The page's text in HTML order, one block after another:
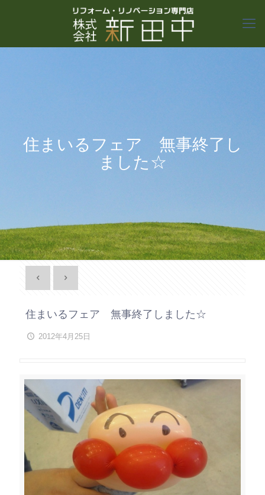
住まいるフェア 無事終了し
ました☆
住まいるフェア 無事終了しました☆
2012年4月25日